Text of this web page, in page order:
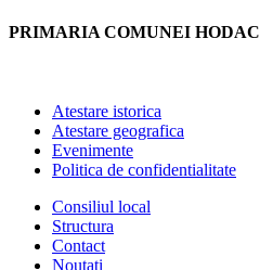
PRIMARIA COMUNEI HODAC
Atestare istorica
Atestare geografica
Evenimente
Politica de confidentialitate
Consiliul local
Structura
Contact
Noutati